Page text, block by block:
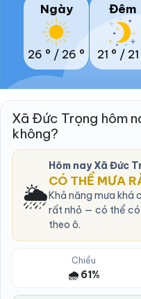
Ngày
26 ° / 26 °
Đêm
21 ° /
Xã Đức Trọng hôm
không?
🌦️
Hôm nay Xã Đức
CÓ THỂ MƯA
Khả năng mưa khá
rất nhỏ — có thể có
theo ô.
Chiều
🌧️ 61%